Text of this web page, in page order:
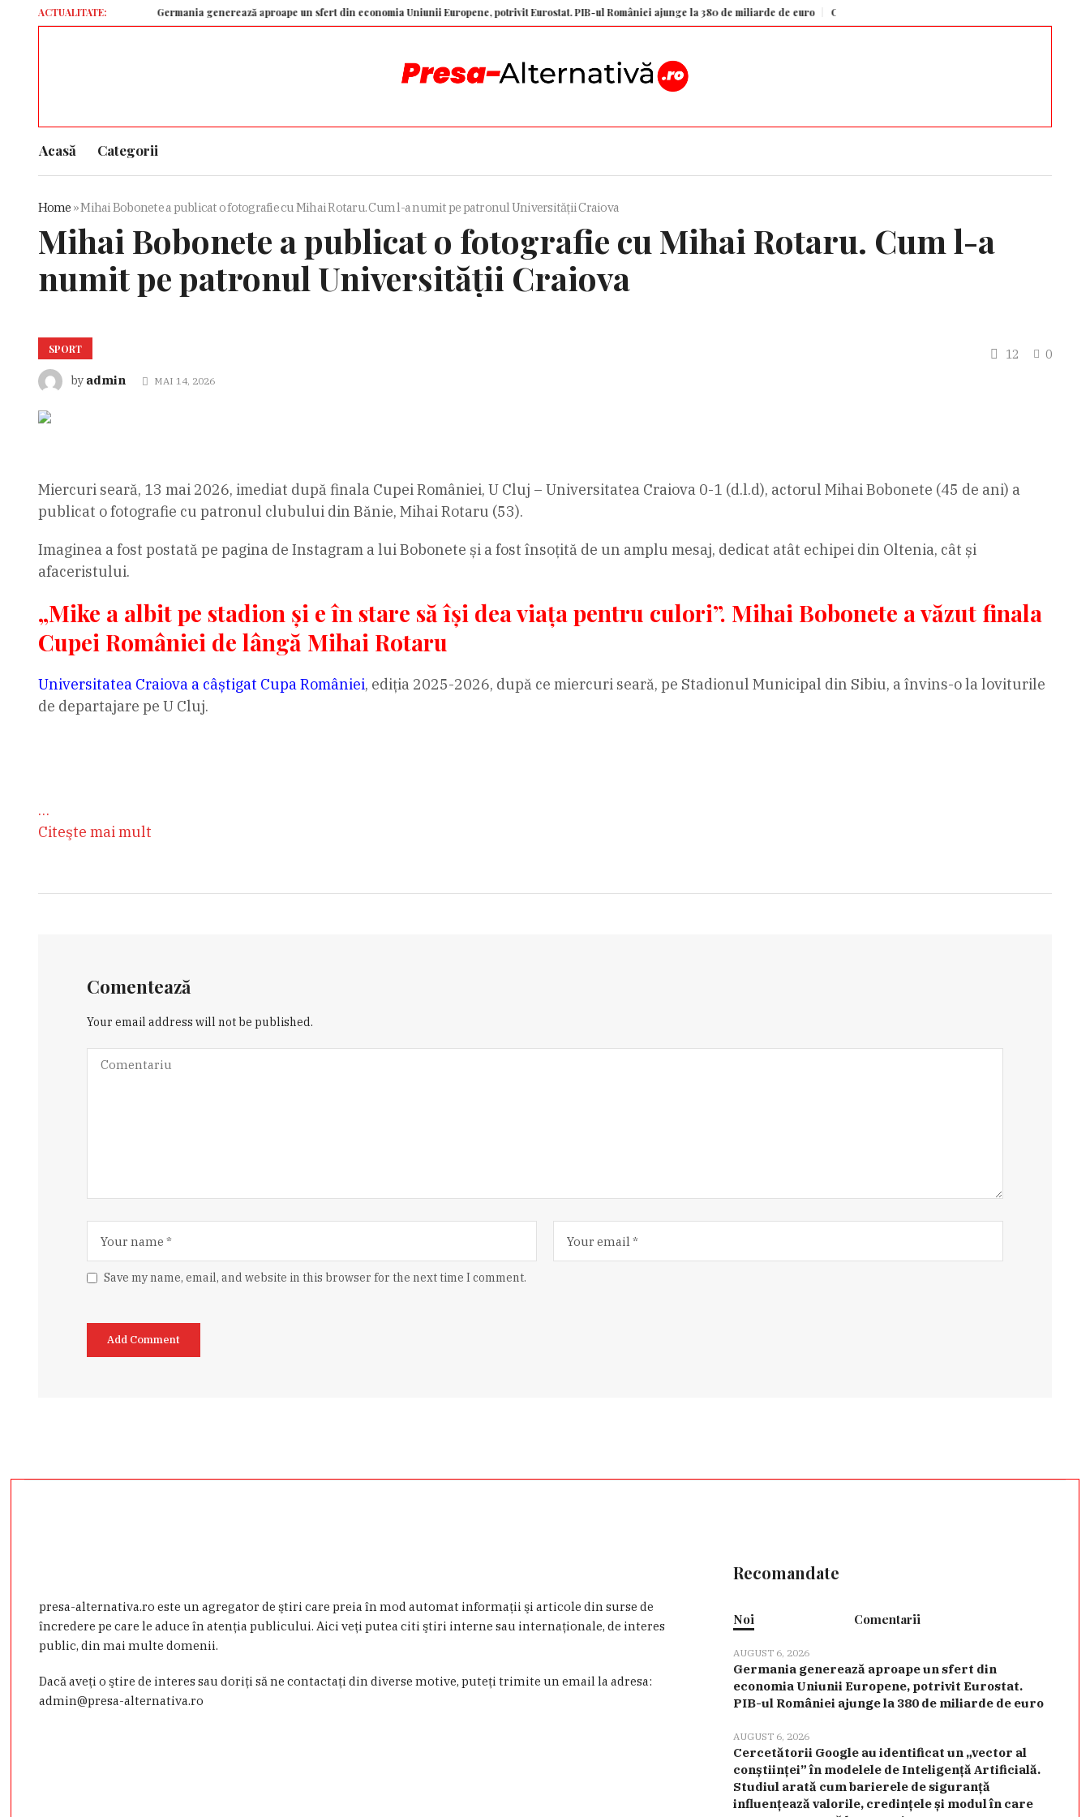
ACTUALITATE: Germania generează aproape un sfert din economia Uniunii Europene, potrivit Eurostat. PIB-ul României ajunge la 380 de miliarde de euro Cercetătorii Google au identificat un „vector al conștiinței” în
Acasă Categorii
Home »Mihai Bobonete a publicat o fotografie cu Mihai Rotaru. Cum l-a numit pe patronul Universității Craiova
Mihai Bobonete a publicat o fotografie cu Mihai Rotaru. Cum l-a
numit pe patronul Universității Craiova
SPORT 12
0
by admin MAI 14, 2026
Miercuri seară, 13 mai 2026, imediat după finala Cupei României, U Cluj – Universitatea Craiova 0-1 (d.l.d), actorul Mihai Bobonete (45 de ani) a
publicat o fotografie cu patronul clubului din Bănie, Mihai Rotaru (53).
Imaginea a fost postată pe pagina de Instagram a lui Bobonete și a fost însoțită de un amplu mesaj, dedicat atât echipei din Oltenia, cât și
afaceristului.
„Mike a albit pe stadion și e în stare să își dea viața pentru culori”. Mihai Bobonete a văzut finala
Cupei României de lângă Mihai Rotaru
Universitatea Craiova a câștigat Cupa României, ediția 2025-2026, după ce miercuri seară, pe Stadionul Municipal din Sibiu, a învins-o la loviturile
de departajare pe U Cluj.
…
Citeşte mai mult
Comentează
Your email address will not be published.
Save my name, email, and website in this browser for the next time I comment.
presa-alternativa.ro este un agregator de ştiri care preia în mod automat informaţii şi articole din surse de
încredere pe care le aduce în atenţia publicului. Aici veţi putea citi ştiri interne sau internaţionale, de interes
public, din mai multe domenii.
Dacă aveţi o ştire de interes sau doriţi să ne contactaţi din diverse motive, puteţi trimite un email la adresa:
admin@presa-alternativa.ro
Recomandate
Noi Comentarii
AUGUST 6, 2026
Germania generează aproape un sfert din
economia Uniunii Europene, potrivit Eurostat.
PIB-ul României ajunge la 380 de miliarde de euro
AUGUST 6, 2026
Cercetătorii Google au identificat un „vector al
conștiinței” în modelele de Inteligență Artificială.
Studiul arată cum barierele de siguranță
influențează valorile, credințele și modul în care